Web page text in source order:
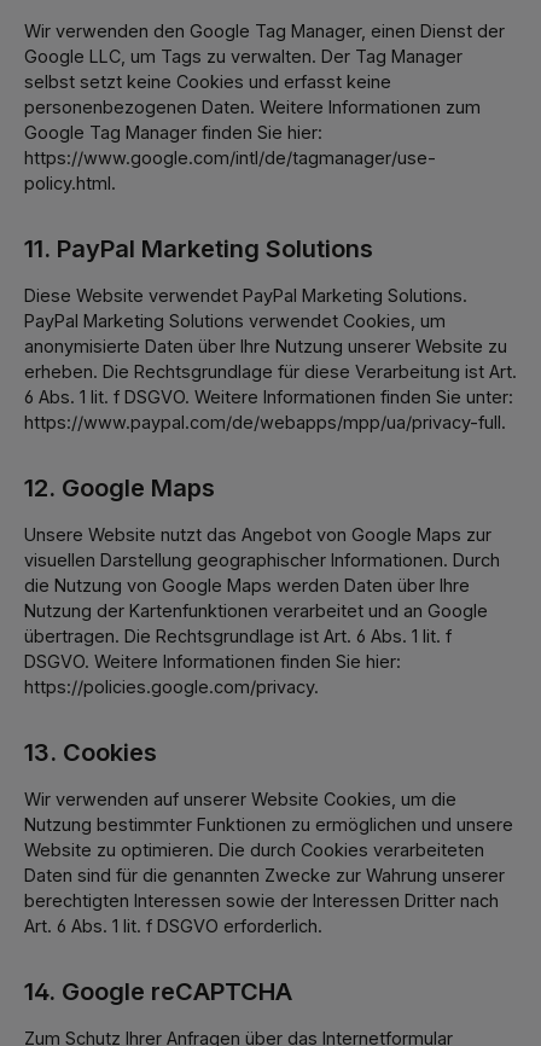
Wir verwenden den Google Tag Manager, einen Dienst der
Google LLC, um Tags zu verwalten. Der Tag Manager
selbst setzt keine Cookies und erfasst keine
personenbezogenen Daten. Weitere Informationen zum
Google Tag Manager finden Sie hier:
https://www.google.com/intl/de/tagmanager/use-
policy.html.
11. PayPal Marketing Solutions
Diese Website verwendet PayPal Marketing Solutions.
PayPal Marketing Solutions verwendet Cookies, um
anonymisierte Daten über Ihre Nutzung unserer Website zu
erheben. Die Rechtsgrundlage für diese Verarbeitung ist Art.
6 Abs. 1 lit. f DSGVO. Weitere Informationen finden Sie unter:
https://www.paypal.com/de/webapps/mpp/ua/privacy-full.
12. Google Maps
Unsere Website nutzt das Angebot von Google Maps zur
visuellen Darstellung geographischer Informationen. Durch
die Nutzung von Google Maps werden Daten über Ihre
Nutzung der Kartenfunktionen verarbeitet und an Google
übertragen. Die Rechtsgrundlage ist Art. 6 Abs. 1 lit. f
DSGVO. Weitere Informationen finden Sie hier:
https://policies.google.com/privacy.
13. Cookies
Wir verwenden auf unserer Website Cookies, um die
Nutzung bestimmter Funktionen zu ermöglichen und unsere
Website zu optimieren. Die durch Cookies verarbeiteten
Daten sind für die genannten Zwecke zur Wahrung unserer
berechtigten Interessen sowie der Interessen Dritter nach
Art. 6 Abs. 1 lit. f DSGVO erforderlich.
14. Google reCAPTCHA
Zum Schutz Ihrer Anfragen über das Internetformular